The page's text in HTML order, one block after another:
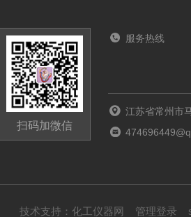
扫码加微信
服务热线
江苏省常州市
技术支持： 化工仪器网 管理登录